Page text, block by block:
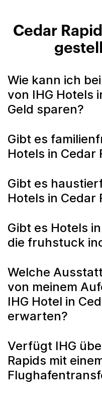
Cedar
Wie kann ich
von IHG Hotels
Geld sparen?
Gibt es
Hotels in Cedar
Gibt es
Hotels in Cedar
Gibt es Hotels
die fruhstuck
Welche
von meinem
IHG Hotel in
erwarten?
Verfügt IHG
Rapids mit